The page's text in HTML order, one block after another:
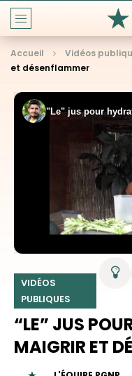
Accueil Vidéos
et désenflammer
VIDÉOS
PUBLIQUES
“LE” JUS
MAIGRIR ET